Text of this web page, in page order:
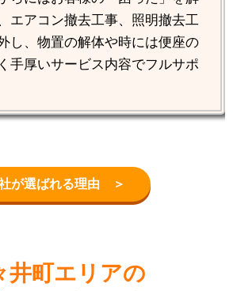
エアコン撤去工事、照明撤去工
し、物置の解体や時には便座の
手厚いサービス内容でフルサポ
が選ばれる理由 ＞
井町エリアの